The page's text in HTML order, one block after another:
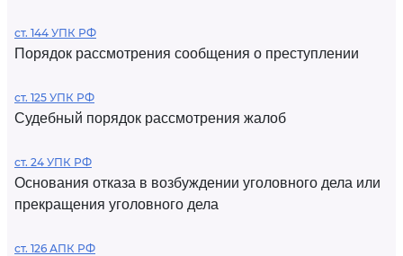
ст. 144 УПК РФ
Порядок рассмотрения сообщения о преступлении
ст. 125 УПК РФ
Судебный порядок рассмотрения жалоб
ст. 24 УПК РФ
Основания отказа в возбуждении уголовного дела или
прекращения уголовного дела
ст. 126 АПК РФ